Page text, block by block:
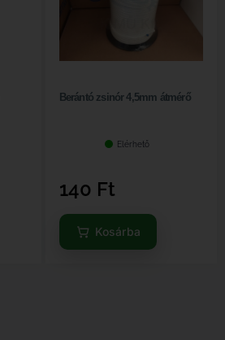
Berántó zsinór 4,5mm átmérő
Elérhető
140 Ft
Kosárba